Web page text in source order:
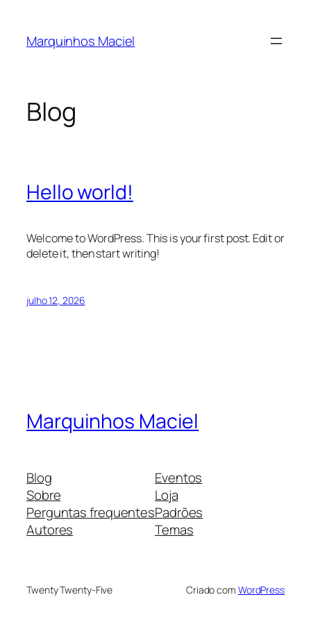
Marquinhos Maciel
Blog
Hello world!
Welcome to WordPress. This is your first post. Edit or
delete it, then start writing!
julho 12, 2026
Marquinhos Maciel
Blog
Sobre
Perguntas frequentes
Autores
Eventos
Loja
Padrões
Temas
Twenty Twenty-Five Criado com WordPress